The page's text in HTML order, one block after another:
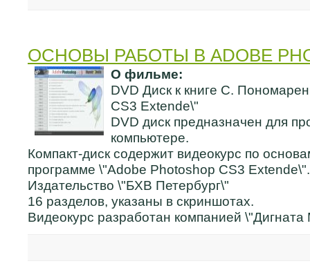
ОСНОВЫ РАБОТЫ В ADOBE
О фильме:
DVD Диск к книге С.
CS3 Extende\"
DVD диск предназначен для
компьютере.
Компакт-диск содержит видеокурс по
программе \"Adobe Photoshop CS3 Extende\".
Издательство \"БХВ Петербург\"
16 разделов, указаны в скриншотах.
Видеокурс разработан компанией